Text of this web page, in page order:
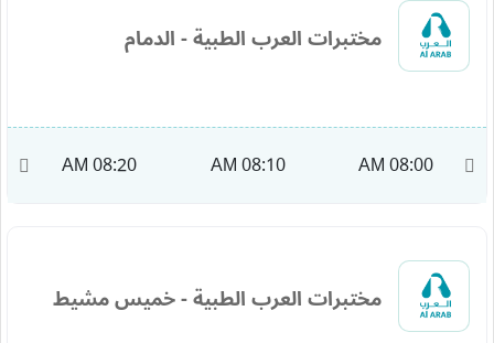
مختبرات العرب الطبية - الدمام
08:00 AM
08:10 AM
08:20 AM
مختبرات العرب الطبية - خميس مشيط